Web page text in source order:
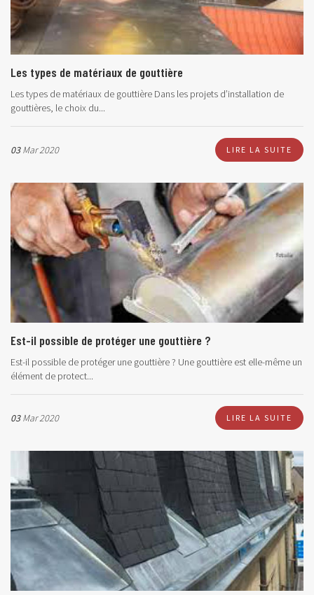
Les types de matériaux de gouttière
Les types de matériaux de gouttière Dans les projets d’installation de
gouttières, le choix du...
03Mar 2020 LIRE LA SUITE
Est-il possible de protéger une gouttière ?
Est-il possible de protéger une gouttière ? Une gouttière est elle-même un
élément de protect...
03Mar 2020 LIRE LA SUITE